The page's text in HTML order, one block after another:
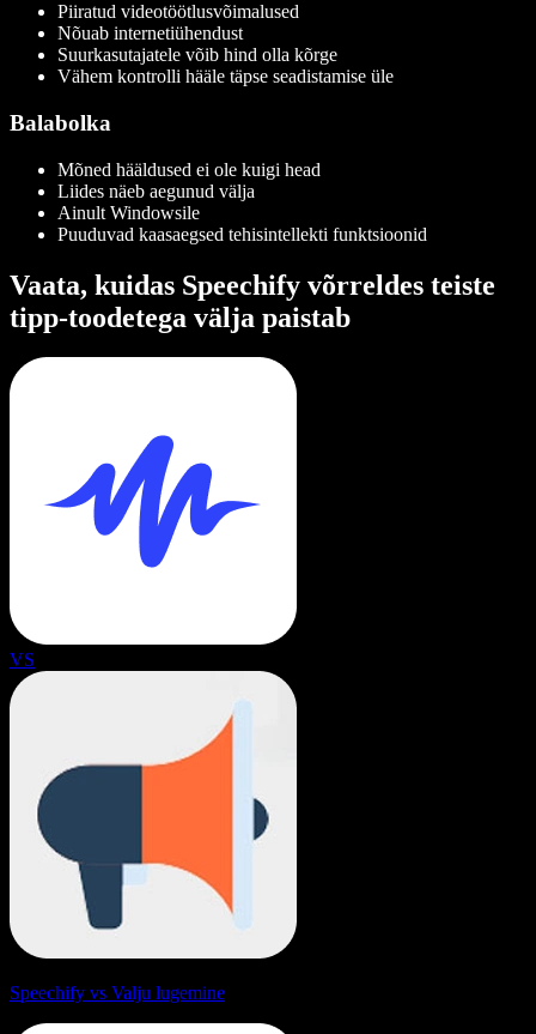
Piiratud videotöötlusvõimalused
Nõuab internetiühendust
Suurkasutajatele võib hind olla kõrge
Vähem kontrolli hääle täpse seadistamise üle
Balabolka
Mõned hääldused ei ole kuigi head
Liides näeb aegunud välja
Ainult Windowsile
Puuduvad kaasaegsed tehisintellekti funktsioonid
Vaata, kuidas Speechify võrreldes teiste
tipp-toodetega välja paistab
VS
Speechify vs Valju lugemine